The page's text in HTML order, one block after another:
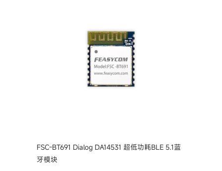
FSC-BT691 Dialog DA14531 超低功耗BLE 5.1蓝
牙模块